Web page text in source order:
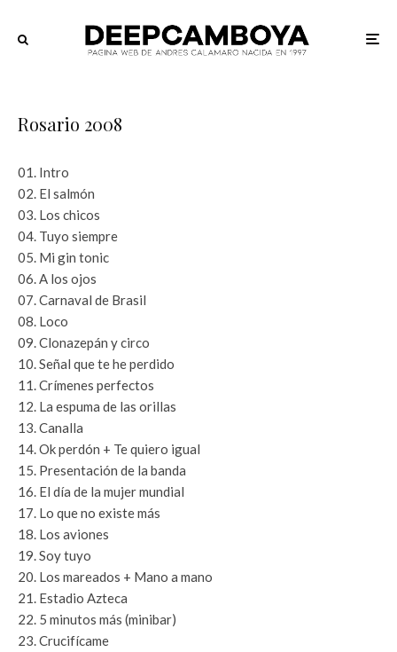
Rosario 2008
01. Intro
02. El salmón
03. Los chicos
04. Tuyo siempre
05. Mi gin tonic
06. A los ojos
07. Carnaval de Brasil
08. Loco
09. Clonazepán y circo
10. Señal que te he perdido
11. Crímenes perfectos
12. La espuma de las orillas
13. Canalla
14. Ok perdón + Te quiero igual
15. Presentación de la banda
16. El día de la mujer mundial
17. Lo que no existe más
18. Los aviones
19. Soy tuyo
20. Los mareados + Mano a mano
21. Estadio Azteca
22. 5 minutos más (minibar)
23. Crucifícame